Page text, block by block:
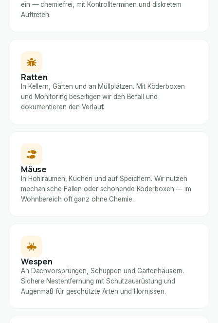
ein — chemiefrei, mit Kontrollterminen und diskretem
Auftreten.
Ratten
In Kellern, Gärten und an Müllplätzen. Mit Köderboxen
und Monitoring beseitigen wir den Befall und
dokumentieren den Verlauf.
Mäuse
In Hohlräumen, Küchen und auf Speichern. Wir nutzen
mechanische Fallen oder schonende Köderboxen — im
Wohnbereich oft ganz ohne Chemie.
Wespen
An Dachvorsprüngen, Schuppen und Gartenhäusern.
Sichere Nestentfernung mit Schutzausrüstung und
Augenmaß für geschützte Arten und Hornissen.